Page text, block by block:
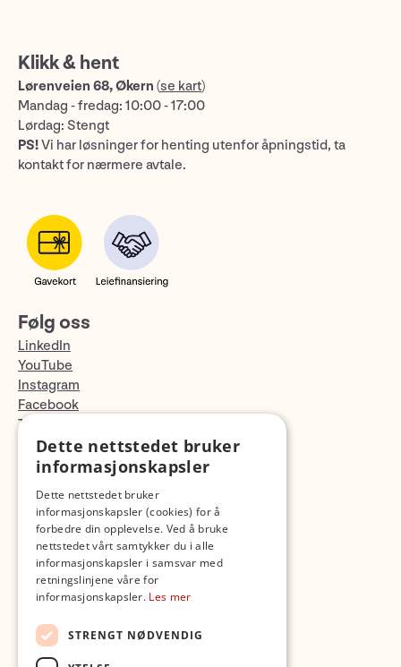
Klikk & hent
Lørenveien 68, Økern (se kart)
Mandag - fredag: 10:00 - 17:00
Lørdag: Stengt
PS!Vi har løsninger for henting utenfor åpningstid, ta
kontakt for nærmere avtale.
Følg oss
LinkedIn
YouTube
Instagram
Facebook
TikTok
Fotopodden
Dette nettstedet bruker
informasjonskapsler
Dette nettstedet bruker
informasjonskapsler (cookies) for å
forbedre din opplevelse. Ved å bruke
nettstedet vårt samtykker du i alle
informasjonskapsler i samsvar med
retningslinjene våre for
informasjonskapsler. Les mer
STRENGT NØDVENDIG